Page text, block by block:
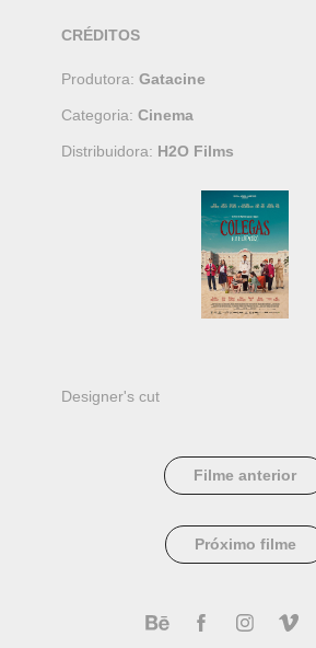
CRÉDITOS
Produtora: Gatacine
Categoria: Cinema
Distribuidora: H2O Films
Designer's cut
Filme anterior
Próximo filme